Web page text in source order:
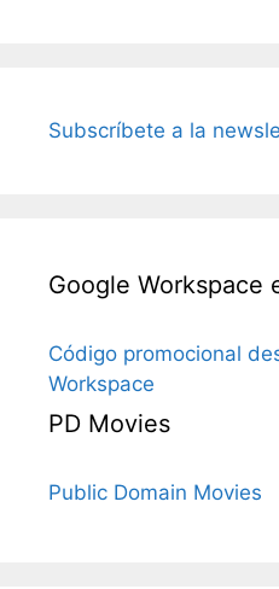
Subscríbete a la
Google Workspace
Código promocional
Workspace
PD Movies
Public Domain Movies